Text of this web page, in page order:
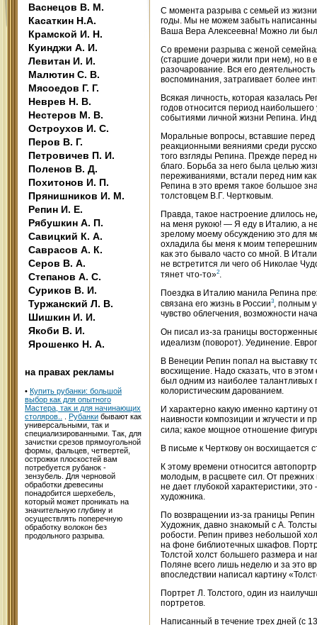
Васнецов В. М.
Касаткин Н.А.
Крамской И. Н.
Куинджи А. И.
Левитан И. И.
Малютин С. В.
Мясоедов Г. Г.
Неврев Н. В.
Нестеров М. В.
Остроухов И. С.
Перов В. Г.
Петровичев П. И.
Поленов В. Д.
Похитонов И. П.
Прянишников И. М.
Репин И. Е.
Рябушкин А. П.
Савицкий К. А.
Саврасов А. К.
Серов В. А.
Степанов А. С.
Суриков В. И.
Туржанский Л. В.
Шишкин И. И.
Якоби В. И.
Ярошенко Н. А.
на правах рекламы
• Купить рубанки: большой
выбор как для опытного
Мастера, так и для начинающих
столяров..
Рубанки бывают как
универсальными, так и
специализированными. Так, для
зачистки срезов прямоугольной
формы, фальцев, четвертей,
острожки плоскостей вам
потребуется рубанок -
зензубель. Для черновой
обработки древесины
понадобится шерхебель,
который может проникать на
значительную глубину и
осуществлять поперечную
обработку волокон без
продольного разрыва.
С момента разрыва с семьей из
годы. Мы не можем забыть
Ваша Вера Алексеевна! Можно ли
Со времени разрыва с женой
(старшие дочери жили при нем), но в
разочарование. Вся его
воспоминания, затрагивает более
Всякая личность, которая казалась
годов относится период
событиями личной жизни Репина.
Моральные вопросы, вставшие перед
реакционными веяниями среди
того взгляды Репина. Прежде перед
благо. Борьба за него была целью
переживаниями, встали перед ним
Репина в это время такое большое
толстовцем В.Г. Чертковым.
Правда, такое настроение длилось
на меня рукою! — Я еду в Италию, а не
зрелому моему обсуждению это для
охладила бы меня к моим
как это бывало часто со мной. В
не встретится ли чего об Николае
тянет что-то»2.
Поездка в Италию манила Репина
связана его жизнь в России3, полным
чувство облегчения, возможности
Он писал из-за границы
идеализм (поворот). Уединение.
В Венеции Репин попал на выставку
восхищение. Надо сказать, что в
был одним из наиболее талантливых
колористическим дарованием.
И характерно какую именно картину
наивности композиции и жгучести и
сила; какое мощное отношение
В письме к Черткову он восхищается
К этому времени относится
молодым, в расцвете сил. От прежних
не дает глубокой характеристики,
художника.
По возвращении из-за границы
Художник, давно знакомый с А.
робости. Репин привез небольшой
на фоне библиотечных шкафов.
Толстой холст большего размера и
Поляне всего лишь неделю и за это
впоследствии написал картину
Портрет Л. Толстого, один из
портретов.
Написанный в течение трех дней (с